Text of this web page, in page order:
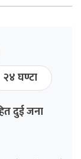
२४ घण्टा
दुई जना